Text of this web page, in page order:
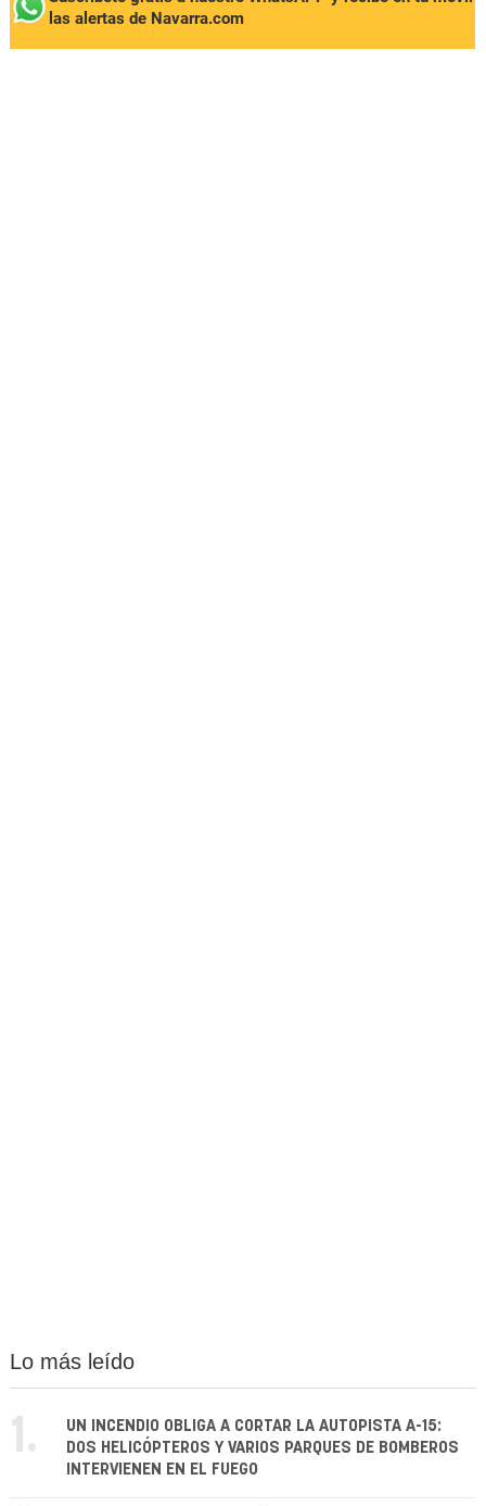
las alertas de Navarra.com
Lo más leído
1.
UN INCENDIO OBLIGA A CORTAR LA AUTOPISTA A-15:
DOS HELICÓPTEROS Y VARIOS PARQUES DE BOMBEROS
INTERVIENEN EN EL FUEGO